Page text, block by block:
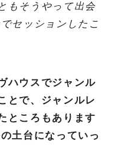
もそうやって出会
セッションしたこ
ハウスでジャンル
とで、ジャンルレ
ところもあります
土台になっていっ